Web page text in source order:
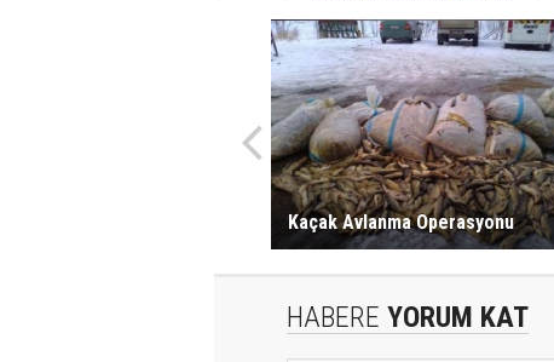
Kaçak Avlanma Operasyonu
HABERE YORUM KAT